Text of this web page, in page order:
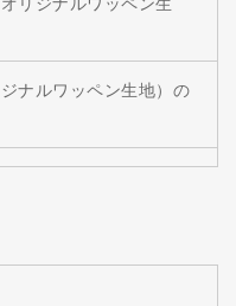
リジナルワッペン生
ナルワッペン生地）の